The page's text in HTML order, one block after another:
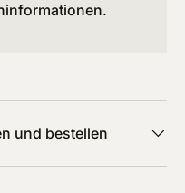
und bestellen